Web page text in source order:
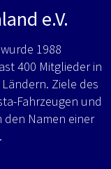
e.V.
1988
400 Mitglieder in
Ziele des
Fahrzeugen und
Namen einer